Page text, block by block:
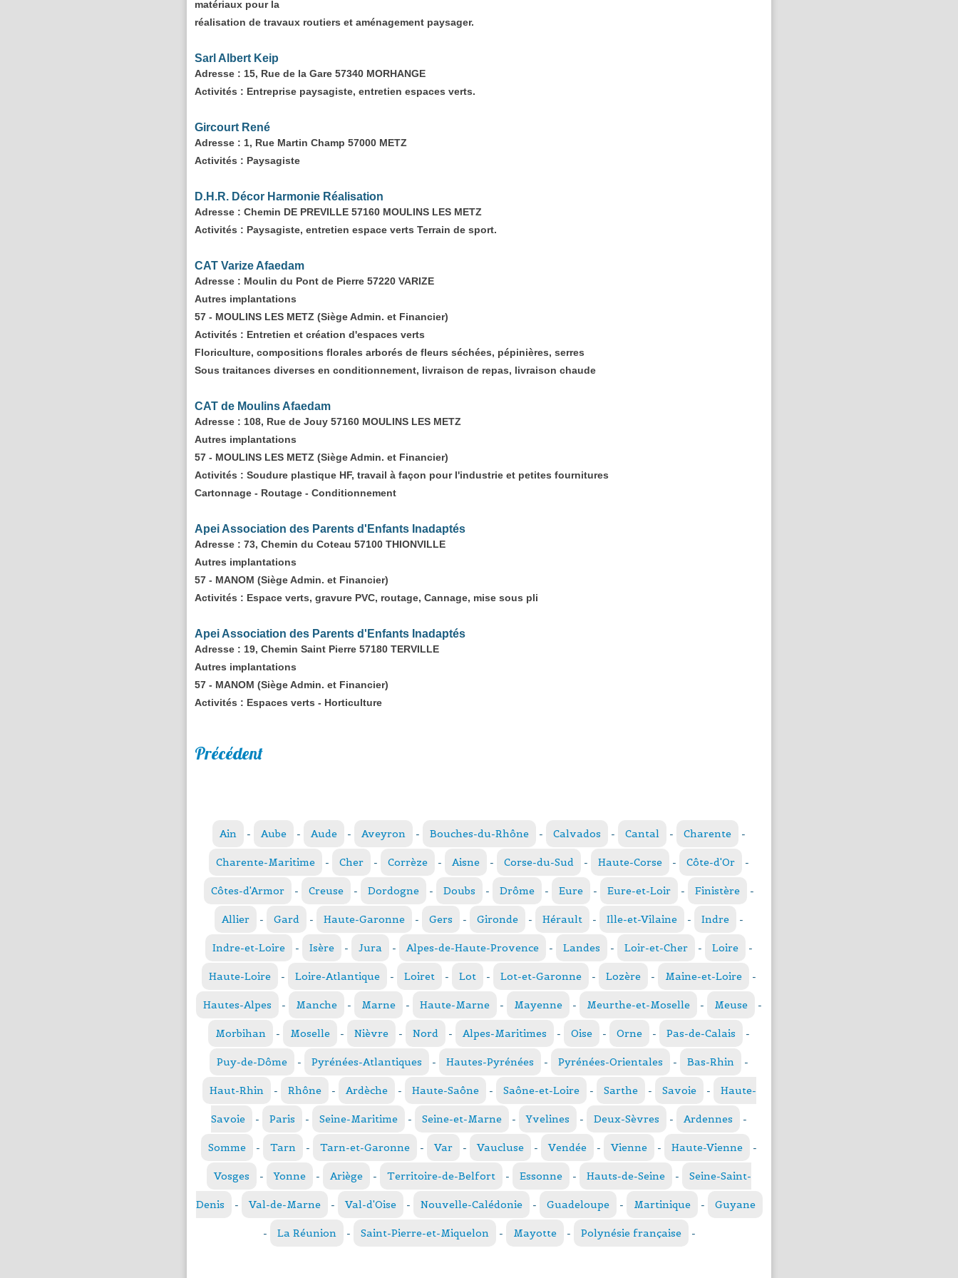
matériaux pour la
réalisation de travaux routiers et aménagement paysager.
Sarl Albert Keip
Adresse : 15, Rue de la Gare 57340 MORHANGE
Activités : Entreprise paysagiste, entretien espaces verts.
Gircourt René
Adresse : 1, Rue Martin Champ 57000 METZ
Activités : Paysagiste
D.H.R. Décor Harmonie Réalisation
Adresse : Chemin DE PREVILLE 57160 MOULINS LES METZ
Activités : Paysagiste, entretien espace verts Terrain de sport.
CAT Varize Afaedam
Adresse : Moulin du Pont de Pierre 57220 VARIZE
Autres implantations
57 - MOULINS LES METZ (Siège Admin. et Financier)
Activités : Entretien et création d'espaces verts
Floriculture, compositions florales arborés de fleurs séchées, pépinières, serres
Sous traitances diverses en conditionnement, livraison de repas, livraison chaude
CAT de Moulins Afaedam
Adresse : 108, Rue de Jouy 57160 MOULINS LES METZ
Autres implantations
57 - MOULINS LES METZ (Siège Admin. et Financier)
Activités : Soudure plastique HF, travail à façon pour l'industrie et petites fournitures
Cartonnage - Routage - Conditionnement
Apei Association des Parents d'Enfants Inadaptés
Adresse : 73, Chemin du Coteau 57100 THIONVILLE
Autres implantations
57 - MANOM (Siège Admin. et Financier)
Activités : Espace verts, gravure PVC, routage, Cannage, mise sous pli
Apei Association des Parents d'Enfants Inadaptés
Adresse : 19, Chemin Saint Pierre 57180 TERVILLE
Autres implantations
57 - MANOM (Siège Admin. et Financier)
Activités : Espaces verts - Horticulture
Précédent
Ain - Aube - Aude - Aveyron - Bouches-du-Rhône - Calvados - Cantal - Charente -
Charente-Maritime - Cher - Corrèze - Aisne - Corse-du-Sud - Haute-Corse - Côte-d'Or -
Côtes-d'Armor - Creuse - Dordogne - Doubs - Drôme - Eure - Eure-et-Loir - Finistère -
Allier - Gard - Haute-Garonne - Gers - Gironde - Hérault - Ille-et-Vilaine - Indre -
Indre-et-Loire - Isère - Jura - Alpes-de-Haute-Provence - Landes - Loir-et-Cher - Loire -
Haute-Loire - Loire-Atlantique - Loiret - Lot - Lot-et-Garonne - Lozère - Maine-et-Loire -
Hautes-Alpes - Manche - Marne - Haute-Marne - Mayenne - Meurthe-et-Moselle - Meuse -
Morbihan - Moselle - Nièvre - Nord - Alpes-Maritimes - Oise - Orne - Pas-de-Calais -
Puy-de-Dôme - Pyrénées-Atlantiques - Hautes-Pyrénées - Pyrénées-Orientales - Bas-Rhin -
Haut-Rhin - Rhône - Ardèche - Haute-Saône - Saône-et-Loire - Sarthe - Savoie - Haute-
Savoie - Paris - Seine-Maritime - Seine-et-Marne - Yvelines - Deux-Sèvres - Ardennes -
Somme - Tarn - Tarn-et-Garonne - Var - Vaucluse - Vendée - Vienne - Haute-Vienne -
Vosges - Yonne - Ariège - Territoire-de-Belfort - Essonne - Hauts-de-Seine - Seine-Saint-
Denis - Val-de-Marne - Val-d'Oise - Nouvelle-Calédonie - Guadeloupe - Martinique - Guyane
- La Réunion - Saint-Pierre-et-Miquelon - Mayotte - Polynésie française -